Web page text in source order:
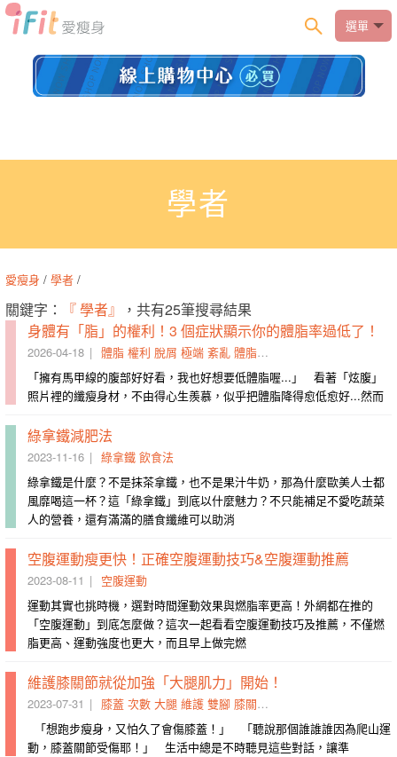
選單
學者
愛瘦身 / 學者 /
關鍵字： 『 學者』
，共有25筆搜尋結果
身體有「脂」的權利！3 個症狀顯示你的體脂率過低了！
2026-04-18 體脂 權利 脫屑 極端 紊亂 體脂率
「​擁有馬甲線的腹部好好看，我也好想要低體脂喔...」 看著「炫腹」
照片裡的纖瘦身材，​不由得心生羨慕，​似乎把體脂降得愈低愈好​...​然而​​
綠拿鐵減肥法
2023-11-16 綠拿鐵 飲食法
綠拿鐵是什麼？不是抹茶拿鐵，也不是果汁牛奶，那為什麼歐美人士都
風靡喝這一杯？這「綠拿鐵」到底以什麼魅力？不只能補足不愛吃蔬菜
人的營養，還有滿滿的膳食纖維可以助消
空腹運動瘦更快！正確空腹運動技巧&空腹運動推薦
2023-08-11
空腹運動
運動其實也挑時機，選對時間運動效果與燃脂率更高！外網都在推的
「空腹運動」到底怎麼做？這次一起看看空腹運動技巧及推薦，不僅燃
脂更高、運動強度也更大，而且早上做完燃
維護膝關節就從加強「大腿肌力」開始！
2023-07-31 膝蓋 次數 大腿 維護 雙腳 膝關節
「想跑步瘦身，又怕久了會傷膝蓋！」 「聽說那個誰誰誰因為爬山運
動，膝蓋關節受傷耶！」 生活中總是不時聽見這些對話，讓準